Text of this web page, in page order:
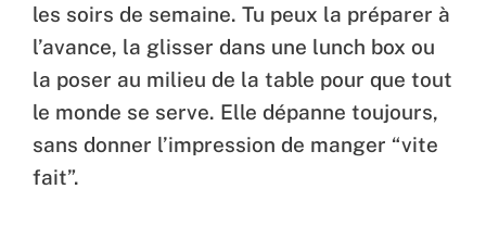
les soirs de semaine. Tu peux la préparer à
l’avance, la glisser dans une lunch box ou
la poser au milieu de la table pour que tout
le monde se serve. Elle dépanne toujours,
sans donner l’impression de manger “vite
fait”.